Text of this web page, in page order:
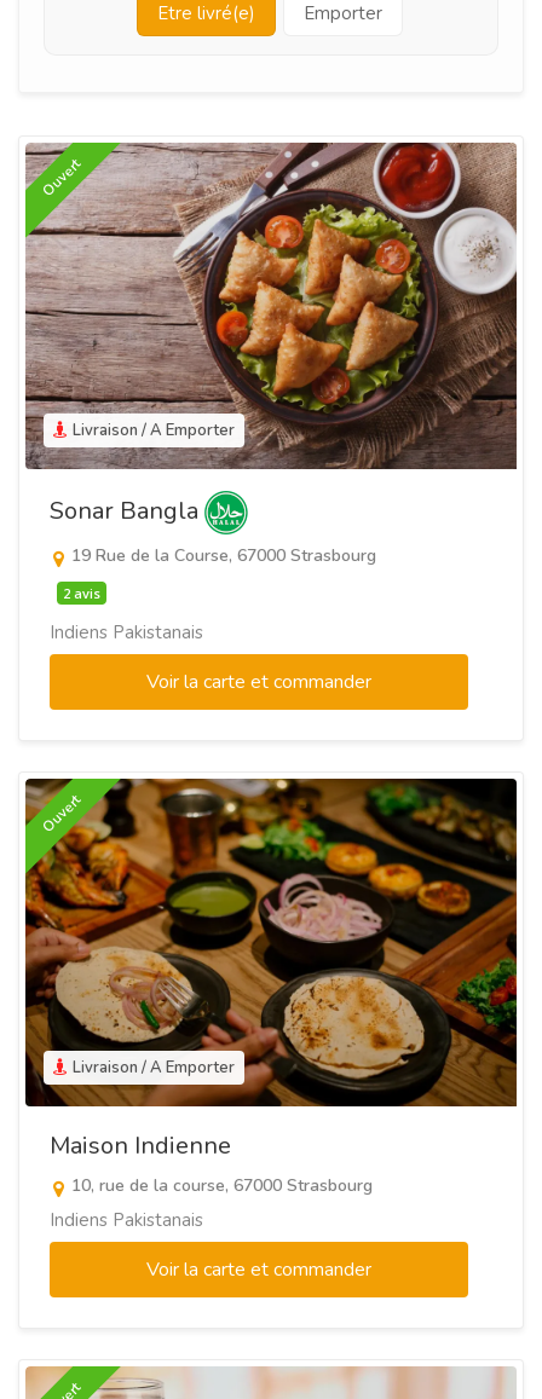
Etre livré(e) Emporter
Livraison / A Emporter
Ouvert
Sonar Bangla
19 Rue de la Course, 67000 Strasbourg
2 avis
Indiens Pakistanais
Voir la carte et commander
Livraison / A Emporter
Ouvert
Maison Indienne
10, rue de la course, 67000 Strasbourg
Indiens Pakistanais
Voir la carte et commander